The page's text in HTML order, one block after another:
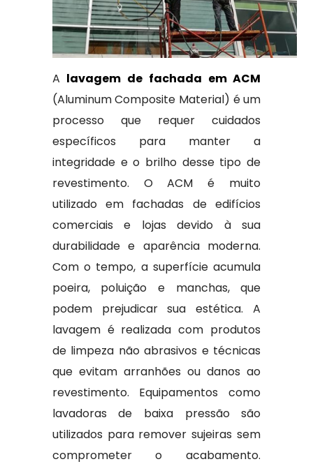
A lavagem de fachada em ACM
(Aluminum Composite Material) é um
processo que requer cuidados
específicos para manter a
integridade e o brilho desse tipo de
revestimento. O ACM é muito
utilizado em fachadas de edifícios
comerciais e lojas devido à sua
durabilidade e aparência moderna.
Com o tempo, a superfície acumula
poeira, poluição e manchas, que
podem prejudicar sua estética. A
lavagem é realizada com produtos
de limpeza não abrasivos e técnicas
que evitam arranhões ou danos ao
revestimento. Equipamentos como
lavadoras de baixa pressão são
utilizados para remover sujeiras sem
comprometer o acabamento.